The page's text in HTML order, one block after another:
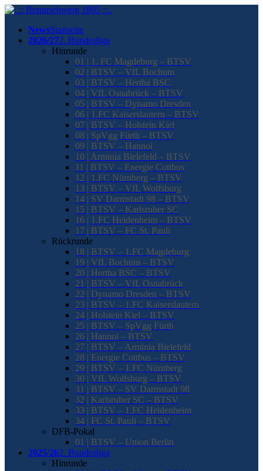
NewsStartseite
2026/272. Bundesliga
Hinrunde
01 | 1. FC Magdeburg – BTSV
02 | BTSV – VfL Bochum
03 | BTSV – Hertha BSC
04 | VfL Osnabrück – BTSV
05 | BTSV – Dynamo Dresden
06 | 1.FC Kaiserslautern – BTSV
07 | BTSV – Holstein Kiel
08 | SpVgg Fürth – BTSV
09 | BTSV – Hannoi
10 | Arminia Bielefeld – BTSV
11 | BTSV – Energie Cottbus
12 | 1.FC Nürnberg – BTSV
13 | BTSV – VfL Wolfsburg
14 | SV Darmstadt 98 – BTSV
15 | BTSV – Karlsruher SC
16 | 1.FC Heidenheim – BTSV
17 | BTSV – FC St. Pauli
Rückrunde
18 | BTSV – 1.FC Magdeburg
19 | VfL Bochum – BTSV
20 | Hertha BSC – BTSV
21 | BTSV – VfL Osnabrück
22 | Dynamo Dresden – BTSV
23 | BTSV – 1.FC Kaiserslautern
24 | Holstein Kiel – BTSV
25 | BTSV – SpVgg Fürth
26 | Hannoi – BTSV
27 | BTSV – Arminia Bielefeld
28 | Energie Cottbus – BTSV
29 | BTSV – 1.FC Nürnberg
30 | VfL Wolfsburg – BTSV
31 | BTSV – SV Darmstadt 98
32 | Karlsruher SC – BTSV
33 | BTSV – 1.FC Heidenheim
34 | FC St. Pauli – BTSV
DFB-Pokal
01 | BTSV – Union Berlin
2025/262. Bundesliga
Hinrunde